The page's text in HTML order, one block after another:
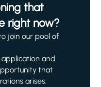
that
right now?
join our pool of
application and
that
arises.